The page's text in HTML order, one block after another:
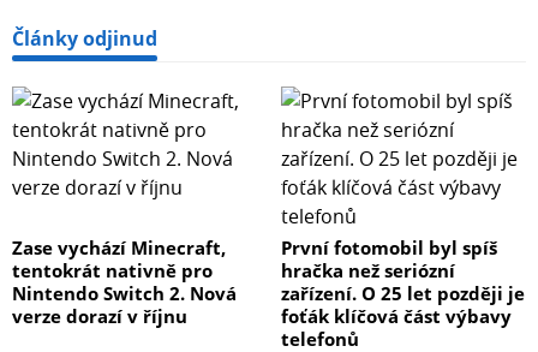
Články odjinud
Zase vychází Minecraft,
tentokrát nativně pro
Nintendo Switch 2. Nová
verze dorazí v říjnu
První fotomobil byl spíš
hračka než seriózní
zařízení. O 25 let později je
foťák klíčová část výbavy
telefonů